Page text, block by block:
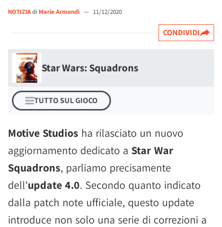
NOTIZIAdi Marie Armondi — 11/12/2020
CONDIVIDI
Star Wars: Squadrons
TUTTO SUL GIOCO
Motive Studios ha rilasciato un nuovo
aggiornamento dedicato a Star War
Squadrons, parliamo precisamente
dell'update 4.0. Secondo quanto indicato
dalla patch note ufficiale, questo update
introduce non solo una serie di correzioni a